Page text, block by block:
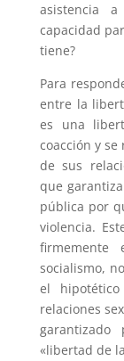
asistencia
capacidad
tiene?
Para
entre la
es una
coacción y se
de sus
que
pública por
violencia.
socialismo,
el
relaciones
«libertad de